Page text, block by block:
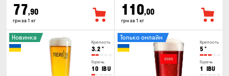
77,90
грн за 1 кг
110,00
грн за 1 кг
Крепость
3.2 °
Горечь
10 IBU
Новинка
Крепость
5 °
Горечь
1 IBU
Только онлайн